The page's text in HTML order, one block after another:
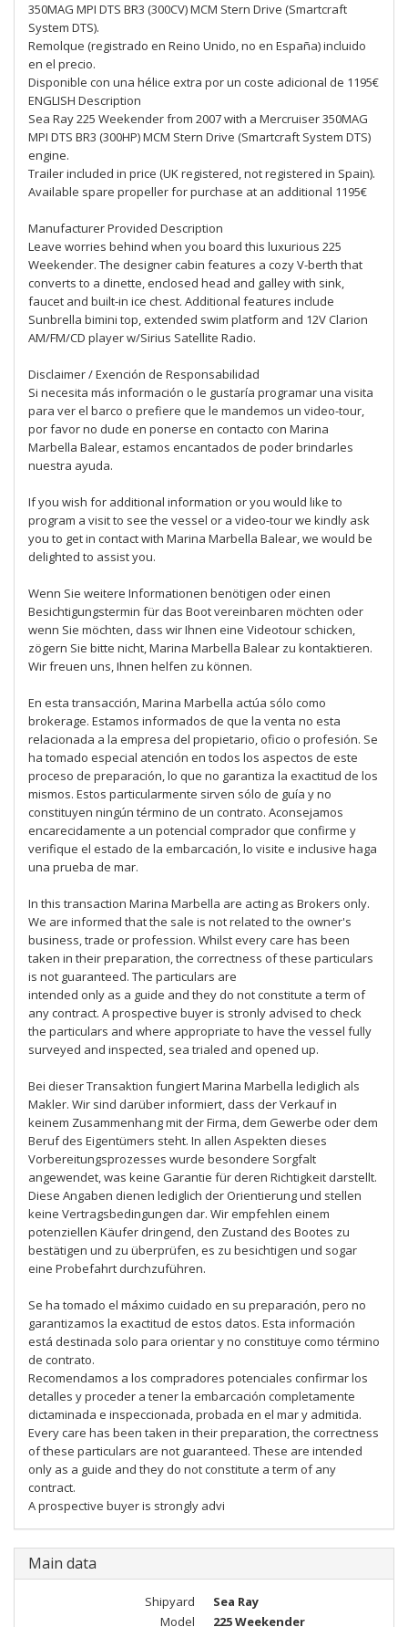
350MAG MPI DTS BR3 (300CV) MCM Stern Drive (Smartcraft
System DTS).
Remolque (registrado en Reino Unido, no en España) incluido
en el precio.
Disponible con una hélice extra por un coste adicional de 1195€
ENGLISH Description
Sea Ray 225 Weekender from 2007 with a Mercruiser 350MAG
MPI DTS BR3 (300HP) MCM Stern Drive (Smartcraft System DTS)
engine.
Trailer included in price (UK registered, not registered in Spain).
Available spare propeller for purchase at an additional 1195€
Manufacturer Provided Description
Leave worries behind when you board this luxurious 225
Weekender. The designer cabin features a cozy V-berth that
converts to a dinette, enclosed head and galley with sink,
faucet and built-in ice chest. Additional features include
Sunbrella bimini top, extended swim platform and 12V Clarion
AM/FM/CD player w/Sirius Satellite Radio.
Disclaimer / Exención de Responsabilidad
Si necesita más información o le gustaría programar una visita
para ver el barco o prefiere que le mandemos un video-tour,
por favor no dude en ponerse en contacto con Marina
Marbella Balear, estamos encantados de poder brindarles
nuestra ayuda.
If you wish for additional information or you would like to
program a visit to see the vessel or a video-tour we kindly ask
you to get in contact with Marina Marbella Balear, we would be
delighted to assist you.
Wenn Sie weitere Informationen benötigen oder einen
Besichtigungstermin für das Boot vereinbaren möchten oder
wenn Sie möchten, dass wir Ihnen eine Videotour schicken,
zögern Sie bitte nicht, Marina Marbella Balear zu kontaktieren.
Wir freuen uns, Ihnen helfen zu können.
En esta transacción, Marina Marbella actúa sólo como
brokerage. Estamos informados de que la venta no esta
relacionada a la empresa del propietario, oficio o profesión. Se
ha tomado especial atención en todos los aspectos de este
proceso de preparación, lo que no garantiza la exactitud de los
mismos. Estos particularmente sirven sólo de guía y no
constituyen ningún término de un contrato. Aconsejamos
encarecidamente a un potencial comprador que confirme y
verifique el estado de la embarcación, lo visite e inclusive haga
una prueba de mar.
In this transaction Marina Marbella are acting as Brokers only.
We are informed that the sale is not related to the owner's
business, trade or profession. Whilst every care has been
taken in their preparation, the correctness of these particulars
is not guaranteed. The particulars are
intended only as a guide and they do not constitute a term of
any contract. A prospective buyer is stronly advised to check
the particulars and where appropriate to have the vessel fully
surveyed and inspected, sea trialed and opened up.
Bei dieser Transaktion fungiert Marina Marbella lediglich als
Makler. Wir sind darüber informiert, dass der Verkauf in
keinem Zusammenhang mit der Firma, dem Gewerbe oder dem
Beruf des Eigentümers steht. In allen Aspekten dieses
Vorbereitungsprozesses wurde besondere Sorgfalt
angewendet, was keine Garantie für deren Richtigkeit darstellt.
Diese Angaben dienen lediglich der Orientierung und stellen
keine Vertragsbedingungen dar. Wir empfehlen einem
potenziellen Käufer dringend, den Zustand des Bootes zu
bestätigen und zu überprüfen, es zu besichtigen und sogar
eine Probefahrt durchzuführen.
Se ha tomado el máximo cuidado en su preparación, pero no
garantizamos la exactitud de estos datos. Esta información
está destinada solo para orientar y no constituye como término
de contrato.
Recomendamos a los compradores potenciales confirmar los
detalles y proceder a tener la embarcación completamente
dictaminada e inspeccionada, probada en el mar y admitida.
Every care has been taken in their preparation, the correctness
of these particulars are not guaranteed. These are intended
only as a guide and they do not constitute a term of any
contract.
A prospective buyer is strongly advi
Main data
Shipyard
Sea Ray
Model
225 Weekender